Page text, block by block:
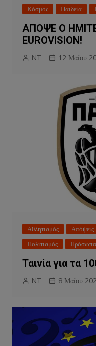
Κόσμος
Παιδεία
ΑΠΟΨΕ Ο
EUROVISION!
NT 12 Μαΐου
Αθλητισμός Απόψεις
Πολιτισμός
Πρόσωπα
Ταινία για τα
NT 8 Μαΐου